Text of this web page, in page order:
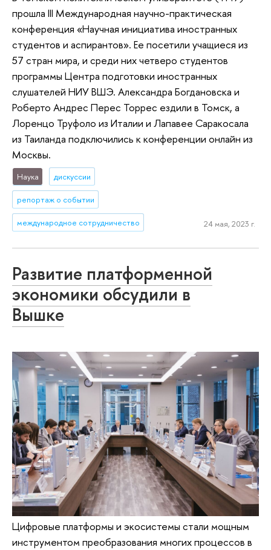
прошла III Международная научно-практическая
конференция «Научная инициатива иностранных
студентов и аспирантов». Ее посетили учащиеся из
57 стран мира, и среди них четверо студентов
программы Центра подготовки иностранных
слушателей НИУ ВШЭ. Александра Богдановска и
Роберто Андрес Перес Торрес ездили в Томск, а
Лоренцо Труфоло из Италии и Лапавее Саракосала
из Таиланда подключились к конференции онлайн из
Москвы.
Наука дискуссии
репортаж о событии
международное сотрудничество 24 мая, 2023 г.
Развитие платформенной
экономики обсудили в
Вышке
Цифровые платформы и экосистемы стали мощным
инструментом преобразования многих процессов в